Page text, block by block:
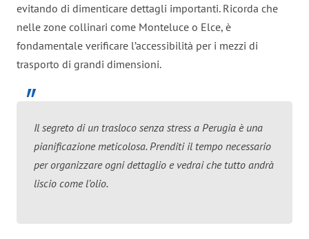
evitando di dimenticare dettagli importanti. Ricorda che
nelle zone collinari come Monteluce o Elce, è
fondamentale verificare l’accessibilità per i mezzi di
trasporto di grandi dimensioni.
Il segreto di un trasloco senza stress a Perugia è una
pianificazione meticolosa. Prenditi il tempo necessario
per organizzare ogni dettaglio e vedrai che tutto andrà
liscio come l’olio.